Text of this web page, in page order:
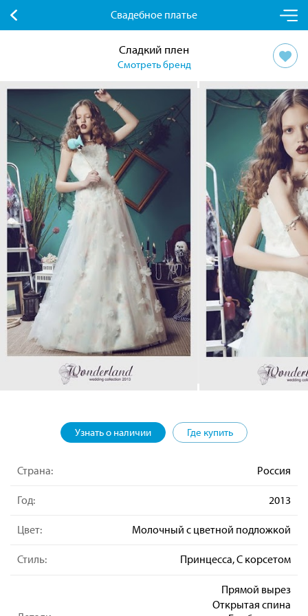
Свадебное платье
Сладкий плен
Смотреть бренд
Узнать о наличии Где купить
Страна: Россия
Год: 2013
Цвет: Молочный с цветной подложкой
Стиль: Принцесса, С корсетом
Прямой вырез
Открытая спина